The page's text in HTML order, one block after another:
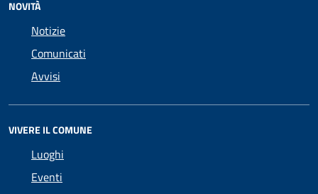
NOVITÀ
Notizie
Comunicati
Avvisi
VIVERE IL COMUNE
Luoghi
Eventi